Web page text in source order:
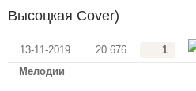
Высоцкая Cover)
13-11-2019 20 676 1
Мелодии